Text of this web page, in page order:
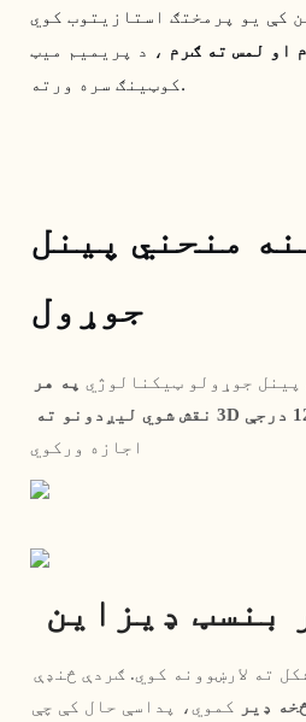
او لمس ته ګرم ، د پریمیم میټ
کوټینګ سره ورته.
منحني پینل
جوړول
جوړولو ټیکنالوژي
اجازه ورکوي
بنسټ ډیزاین